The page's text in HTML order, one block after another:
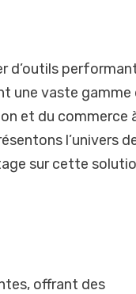
d’outils
une vaste gamme
et du commerce
l’univers
sur cette
offrant des